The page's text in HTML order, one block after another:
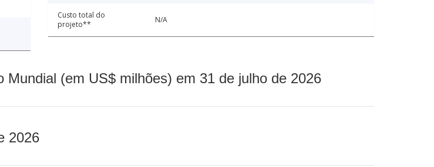
Custo total do
projeto**
N/A
(em US$ milhões) em 31 de julho de 2026
2026